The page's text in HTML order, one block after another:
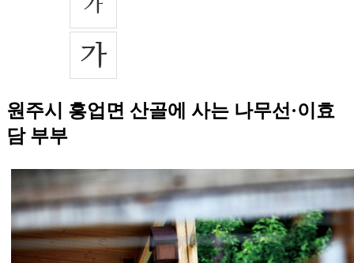
원주시 흥업면 산골에 사는 나무선·이효
담 부부